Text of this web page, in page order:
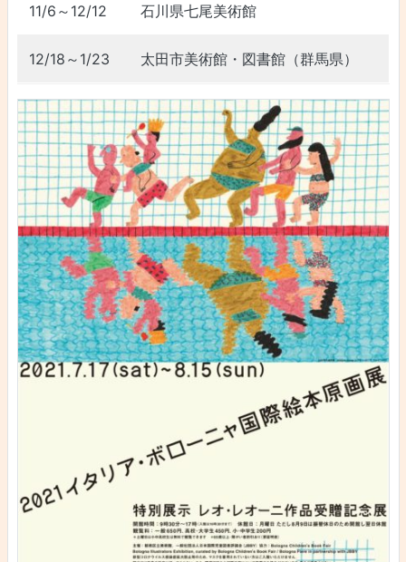
11/6～12/12 石川県七尾美術館
12/18～1/23 太田市美術館・図書館（群馬県）